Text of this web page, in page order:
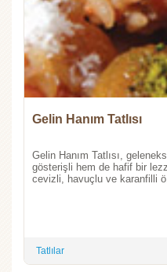
Gelin Hanım Tatlısı
Gelin Hanım Tatlısı,
gösterişli hem de hafif bir
cevizli, havuçlu ve karanfilli
Tatlılar